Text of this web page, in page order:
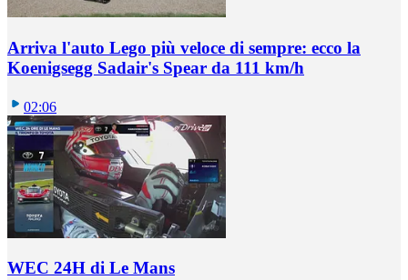
Arriva l'auto Lego più veloce di sempre: ecco la
Koenigsegg Sadair's Spear da 111 km/h
02:06
WEC 24H di Le Mans